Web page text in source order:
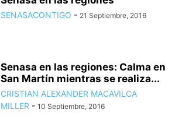
SENASACONTIGO - 21 Septiembre, 2016
Senasa en las regiones: Calma en
San Martín mientras se realiza...
CRISTIAN ALEXANDER MACAVILCA
MILLER - 10 Septiembre, 2016